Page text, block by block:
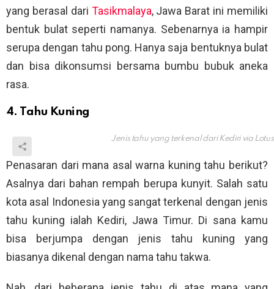
yang berasal dari Tasikmalaya, Jawa Barat ini memiliki
bentuk bulat seperti namanya. Sebenarnya ia hampir
serupa dengan tahu pong. Hanya saja bentuknya bulat
dan bisa dikonsumsi bersama bumbu bubuk aneka
rasa.
4. Tahu Kuning
Jenis tahu yang terkenal dari Kediri via
Penasaran dari mana asal warna kuning tahu berikut?
Asalnya dari bahan rempah berupa kunyit. Salah satu
kota asal Indonesia yang sangat terkenal dengan jenis
tahu kuning ialah Kediri, Jawa Timur. Di sana kamu
bisa berjumpa dengan jenis tahu kuning yang
biasanya dikenal dengan nama tahu takwa.